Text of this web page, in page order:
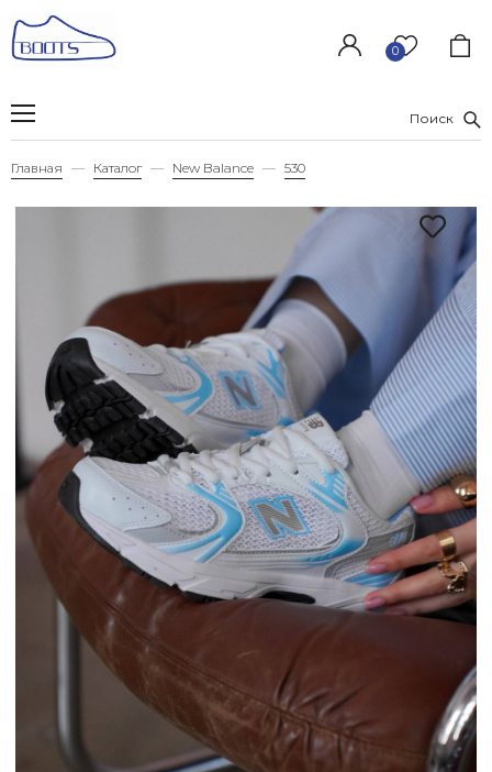
0
Поиск
Главная Каталог New Balance 530